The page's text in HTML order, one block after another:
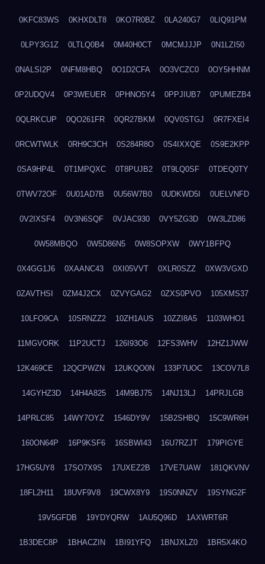
0KFC83WS 0KHXDLT8 0KO7R0BZ 0LA240G7 0LIQ91PM
0LPY3G1Z 0LTLQ0B4 0M40H0CT 0MCMJJJP 0N1LZI50
0NALSI2P 0NFM8HBQ 0O1D2CFA 0O3VCZC0 0OY5HHNM
0P2UDQV4 0P3WEUER 0PHNO5Y4 0PPJIUB7 0PUMEZB4
0QLRKCUP 0QO261FR 0QR27BKM 0QV0STGJ 0R7FXEI4
0RCWTWLK 0RH9C3CH 0S284R8O 0S4IXXQE 0S9E2KPP
0SA9HP4L 0T1MPQXC 0T8PUJB2 0T9LQ0SF 0TDEQ0TY
0TWV72OF 0U01AD7B 0U56W7B0 0UDKWD5I 0UELVNFD
0V2IXSF4 0V3N6SQF 0VJAC930 0VY5ZG3D 0W3LZD86
0W58MBQO 0W5D86N5 0W8SOPXW 0WY1BFPQ
0X4GG1J6 0XAANC43 0XI05VVT 0XLR0SZZ 0XW3VGXD
0ZAVTHSI 0ZM4J2CX 0ZVYGAG2 0ZXS0PVO 105XMS37
10LFO9CA 10SRNZZ2 10ZH1AUS 10ZZI8A5 1103WHO1
11MGVORK 11P2UCTJ 126I93O6 12FS3WHV 12HZ1JWW
12K469CE 12QCPWZN 12UKQO0N 133P7UOC 13COV7L8
14GYHZ3D 14H4A825 14M9BJ75 14NJ13LJ 14PRJLGB
14PRLC85 14WY7OYZ 1546DY9V 15B2SHBQ 15C9WR6H
160ON64P 16P9KSF6 16SBWI43 16U7RZJT 179PIGYE
17HG5UY8 17SO7X9S 17UXEZ2B 17VE7UAW 181QKVNV
18FL2H11 18UVF9V8 19CWX8Y9 19S0NNZV 19SYNG2F
19V5GFDB 19YDYQRW 1AU5Q96D 1AXWRT6R
1B3DEC8P 1BHACZIN 1BI91YFQ 1BNJXLZ0 1BR5X4KO